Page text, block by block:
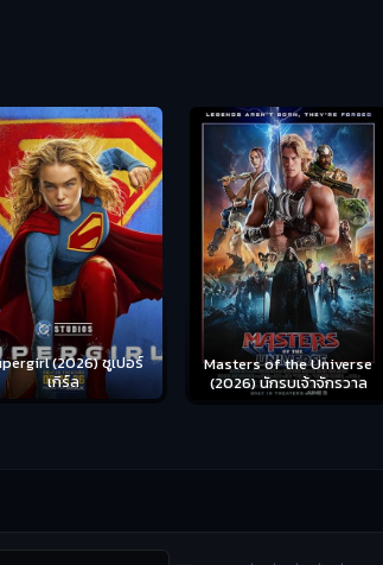
(2026) ซูเปอร์
เกิร์ล
Masters of the Universe
(2026) นักรบเจ้าจักรวาล